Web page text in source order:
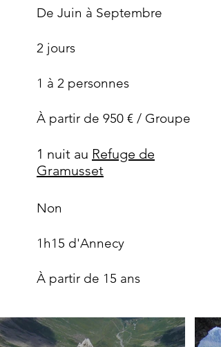
De Juin à Septembre
2 jours
1 à 2 personnes
À partir de 950 € / Groupe
1 nuit au Refuge de
Gramusset
Non
1h15 d'Annecy
À partir de 15 ans